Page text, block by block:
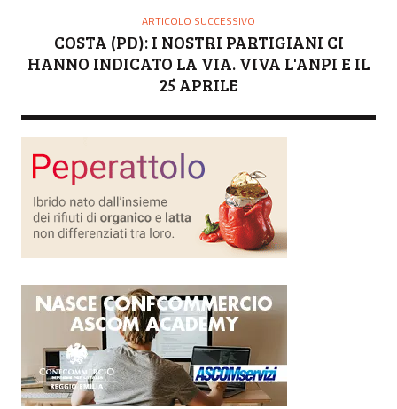
ARTICOLO SUCCESSIVO
COSTA (PD): I NOSTRI PARTIGIANI CI
HANNO INDICATO LA VIA. VIVA L'ANPI E IL
25 APRILE